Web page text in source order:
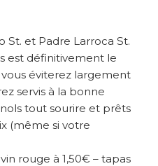
St. et Padre Larroca St.
est définitivement le
éviterez largement
servis à la bonne
tout sourire et prêts
(même si votre
rouge à 1,50€ – tapas